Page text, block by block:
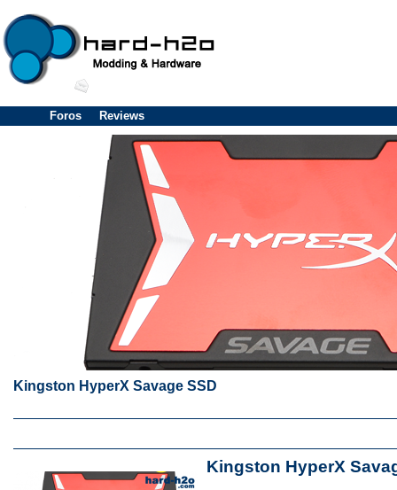
Foros Reviews
Kingston HyperX Savage SSD
Kingston HyperX